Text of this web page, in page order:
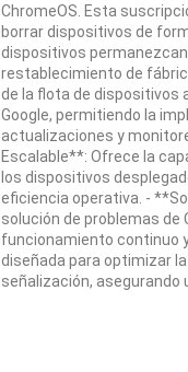
ChromeOS. Esta
borrar dispositivos de
dispositivos
restablecimiento de
de la flota de dispositivos
Google, permitiendo la
actualizaciones y
Escalable**: Ofrece la
los dispositivos
eficiencia operativa. -
solución de problemas de
funcionamiento continuo
diseñada para optimizar
señalización, asegurando